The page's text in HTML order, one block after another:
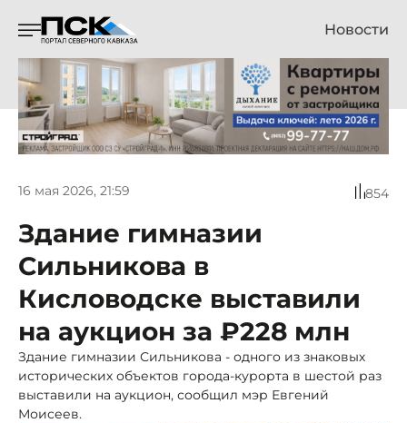
Новости
16 мая 2026, 21:59 854
Здание гимназии
Сильникова в
Кисловодске выставили
на аукцион за ₽228 млн
Здание гимназии Сильникова - одного из знаковых
исторических объектов города-курорта в шестой раз
выставили на аукцион, сообщил мэр Евгений
Моисеев.